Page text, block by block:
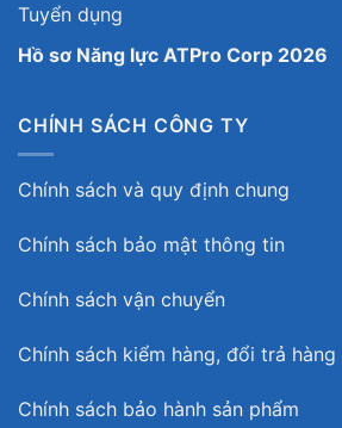
Tuyển dụng
Hồ sơ Năng lực ATPro Corp 2026
CHÍNH SÁCH CÔNG TY
Chính sách và quy định chung
Chính sách bảo mật thông tin
Chính sách vận chuyển
Chính sách kiểm hàng, đổi trả hàng
Chính sách bảo hành sản phẩm